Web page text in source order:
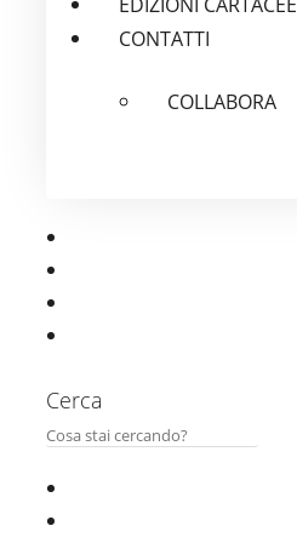
CONTATTI
COLLABORA
Cerca